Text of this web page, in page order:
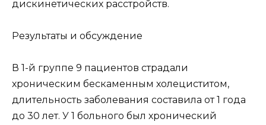
дискинетических расстройств.
Результаты и обсуждение
В 1-й группе 9 пациентов страдали
хроническим бескаменным холециститом,
длительность заболевания составила от 1 года
до 30 лет. У 1 больного был хронический